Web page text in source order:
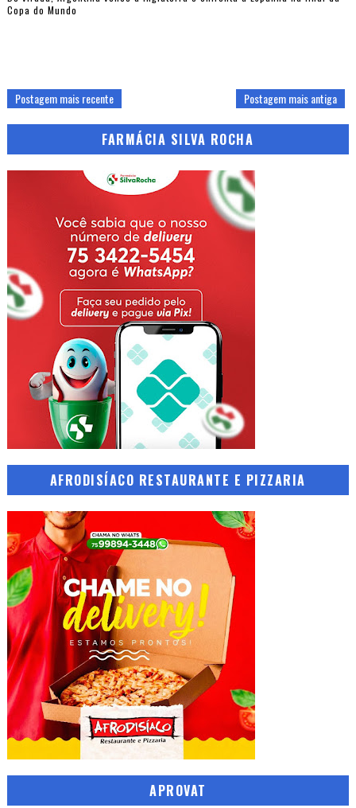
Copa do Mundo
Postagem mais recente Postagem mais antiga
FARMÁCIA SILVA ROCHA
AFRODISÍACO RESTAURANTE E PIZZARIA
APROVAT